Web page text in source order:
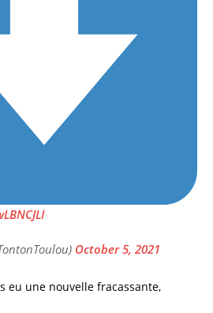
October 5, 2021
eu une nouvelle fracassante,